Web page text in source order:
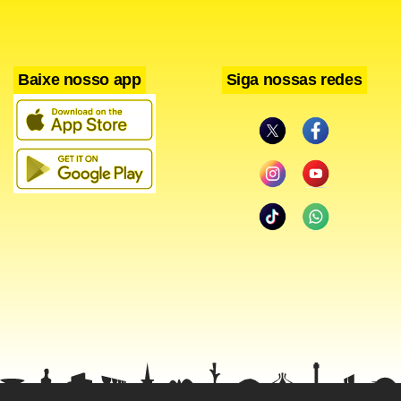
A violência deixou três moradores mortos a tiros, 15
feridos por armas de fogo e oito policiais também feridos.
O general da polícia Luis Pantoja disse à emissora
O projeto Las Bambas, que prevê o início da produção de
Baixe nosso app Siga nossas redes